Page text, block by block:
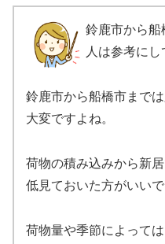
鈴鹿市から船
人は参考にし
鈴鹿市から船橋市まで
大変ですよね。
荷物の積み込みから新
低見ておいた方がいいで
荷物量や季節によって